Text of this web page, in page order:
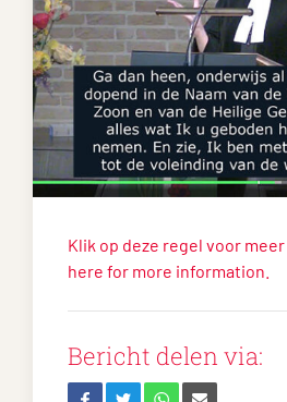
Klik op deze regel voor
here for more information.
Bericht delen via: